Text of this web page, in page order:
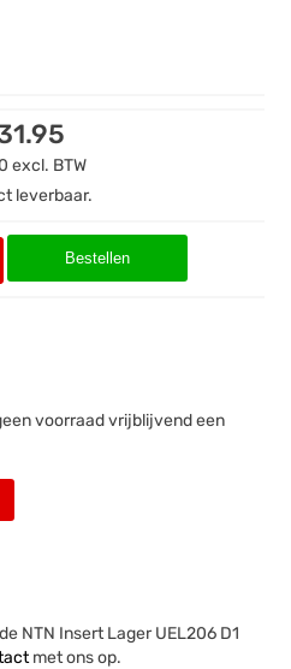
excl. BTW
leverbaar.
Bestellen
voorraad vrijblijvend een
NTN Insert Lager UEL206 D1
met ons op.